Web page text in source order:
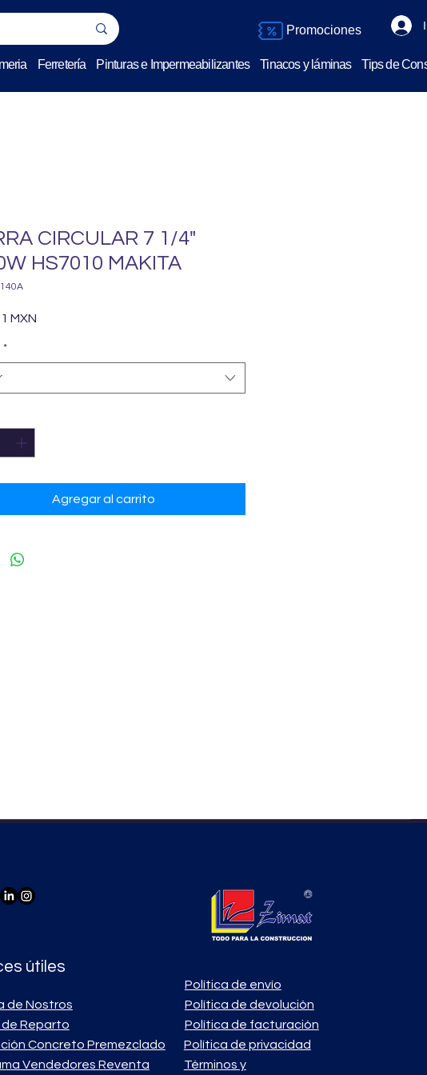
Ferretería Pinturas e Impermeabilizantes Tinacos y láminas Tips de
Promociones
CIRCULAR 7 1/4"
HS7010 MAKITA
MXN
*
Agregar al carrito
útiles
Política de envío
de Nostros
de Reparto
Concreto Premezclado
Vendedores Reventa
Política de devolución
Política de facturación
Política de privacidad
Términos y